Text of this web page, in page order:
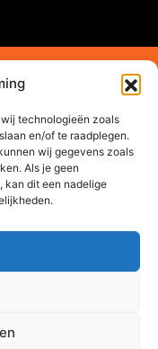
technologieën zoals
en/of te raadplegen.
wij gegevens zoals
Als je geen
kan dit een nadelige